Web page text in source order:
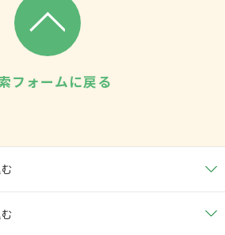
フォームに戻る